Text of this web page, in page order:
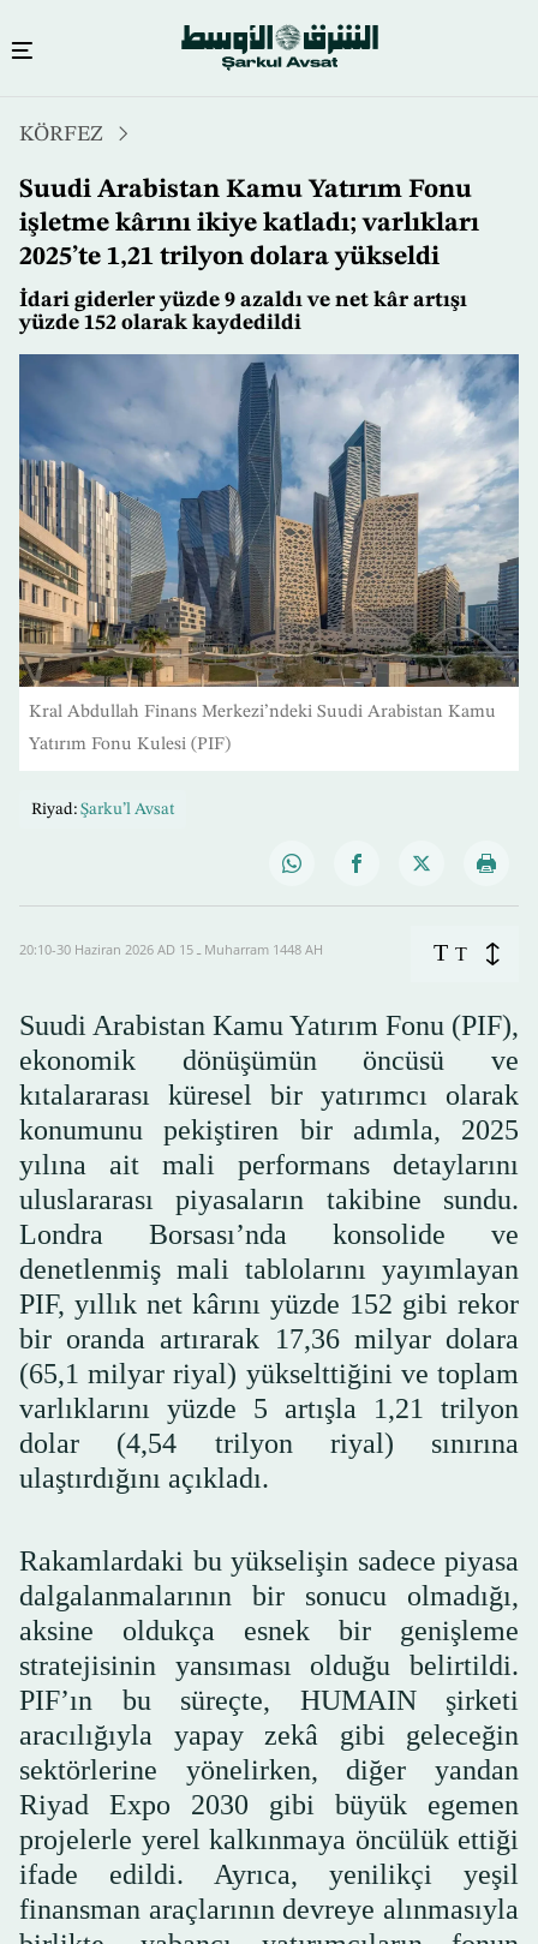
içeriğe
atla
KÖRFEZ
Suudi Arabistan Kamu Yatırım Fonu
işletme kârını ikiye katladı; varlıkları
2025’te 1,21 trilyon dolara yükseldi
İdari giderler yüzde 9 azaldı ve net kâr artışı
yüzde 152 olarak kaydedildi
Kral Abdullah Finans Merkezi’ndeki Suudi Arabistan Kamu
Yatırım Fonu Kulesi (PIF)
Riyad: Şarku’l Avsat
20:10-30 Haziran 2026 AD ـ 15 Muharram 1448 AH T T
Suudi Arabistan Kamu Yatırım Fonu (PIF),
ekonomik dönüşümün öncüsü ve
kıtalararası küresel bir yatırımcı olarak
konumunu pekiştiren bir adımla, 2025
yılına ait mali performans detaylarını
uluslararası piyasaların takibine sundu.
Londra Borsası’nda konsolide ve
denetlenmiş mali tablolarını yayımlayan
PIF, yıllık net kârını yüzde 152 gibi rekor
bir oranda artırarak 17,36 milyar dolara
(65,1 milyar riyal) yükselttiğini ve toplam
varlıklarını yüzde 5 artışla 1,21 trilyon
dolar (4,54 trilyon riyal) sınırına
ulaştırdığını açıkladı.
Rakamlardaki bu yükselişin sadece piyasa
dalgalanmalarının bir sonucu olmadığı,
aksine oldukça esnek bir genişleme
stratejisinin yansıması olduğu belirtildi.
PIF’ın bu süreçte, HUMAIN şirketi
aracılığıyla yapay zekâ gibi geleceğin
sektörlerine yönelirken, diğer yandan
Riyad Expo 2030 gibi büyük egemen
projelerle yerel kalkınmaya öncülük ettiği
ifade edildi. Ayrıca, yenilikçi yeşil
finansman araçlarının devreye alınmasıyla